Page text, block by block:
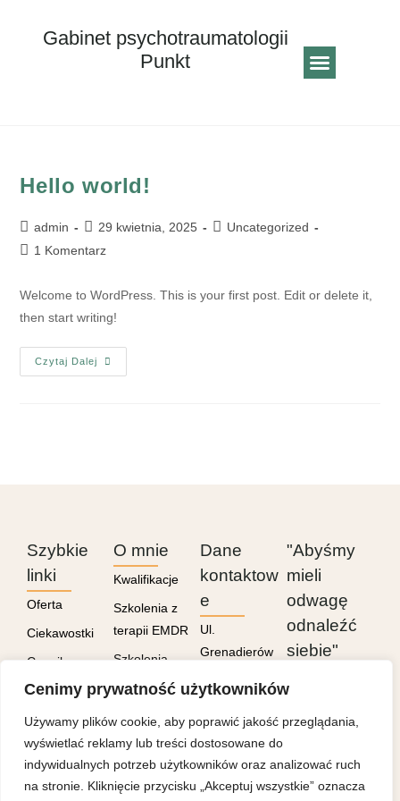
Cenimy prywatność użytkowników
Używamy plików cookie, aby poprawić jakość przeglądania,
wyświetlać reklamy lub treści dostosowane do
indywidualnych potrzeb użytkowników oraz analizować ruch
na stronie. Kliknięcie przycisku „Akceptuj wszystkie” oznacza
Gabinet psychotraumatologii
Punkt
Hello world!
admin 29 kwietnia, 2025
Uncategorized
1 Komentarz
Welcome to WordPress. This is your first post. Edit or delete it,
then start writing!
Czytaj Dalej
Szybkie
linki
Oferta
Ciekawostki
Cennik
Kontakt
Polityka
prywatności
O mnie
Kwalifikacje
Szkolenia z
terapii EMDR
Szkolenia
Dane
kontaktow
e
Ul.
Grenadierów
6, ostatnie
piętro) Praga
Południe,
Warszawa
604 072 789
"Abyśmy
mieli
odwagę
odnaleźć
siebie"